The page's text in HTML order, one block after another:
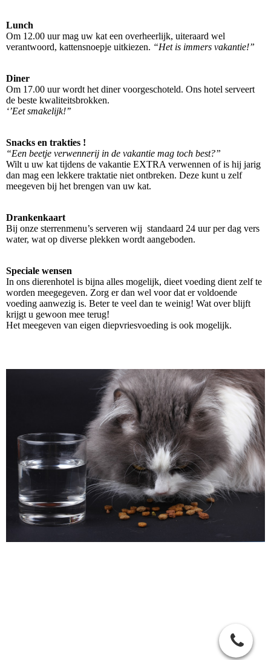
Lunch
Om 12.00 uur mag uw kat een overheerlijk, uiteraard wel
verantwoord, kattensnoepje uitkiezen. “Het is immers vakantie!”
Diner
Om 17.00 uur wordt het diner voorgeschoteld. Ons hotel serveert
de beste kwaliteitsbrokken.
‘’Eet smakelijk!’’
Snacks en trakties !
“Een beetje verwennerij in de vakantie mag toch best?”
Wilt u uw kat tijdens de vakantie EXTRA verwennen of is hij jarig
dan mag een lekkere traktatie niet ontbreken. Deze kunt u zelf
meegeven bij het brengen van uw kat.
Drankenkaart
Bij onze sterrenmenu’s serveren wij standaard 24 uur per dag vers
water, wat op diverse plekken wordt aangeboden.
Speciale wensen
In ons dierenhotel is bijna alles mogelijk, dieet voeding dient zelf te
worden meegegeven. Zorg er dan wel voor dat er voldoende
voeding aanwezig is. Beter te veel dan te weinig! Wat over blijft
krijgt u gewoon mee terug!
Het meegeven van eigen diepvriesvoeding is ook mogelijk.